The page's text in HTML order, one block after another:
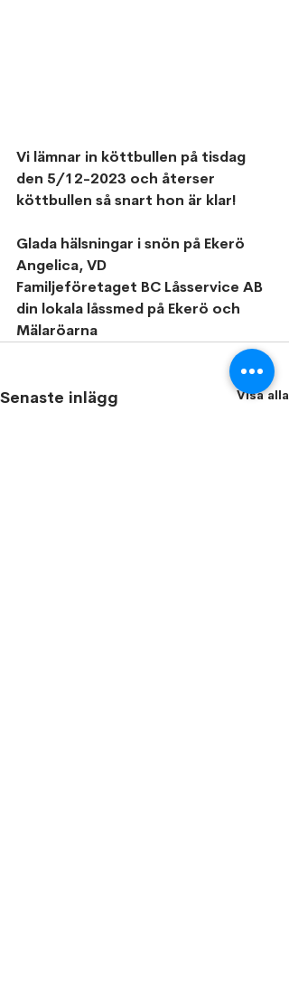
Vi lämnar in köttbullen på tisdag
den 5/12-2023 och återser
köttbullen så snart hon är klar!
Glada hälsningar i snön på Ekerö
Angelica, VD
Familjeföretaget BC Låsservice AB
din lokala låssmed på Ekerö och
Mälaröarna
Senaste inlägg Visa alla